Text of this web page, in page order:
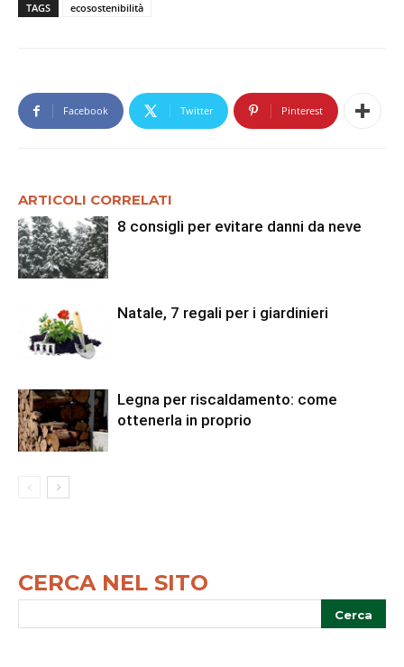
TAGS ecosostenibilità
Facebook Twitter Pinterest
ARTICOLI CORRELATI
8 consigli per evitare danni da neve
Natale, 7 regali per i giardinieri
Legna per riscaldamento: come
ottenerla in proprio
CERCA NEL SITO